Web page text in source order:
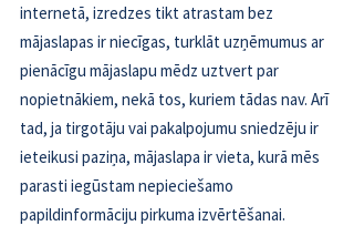
internetā, izredzes tikt atrastam bez
mājaslapas ir niecīgas, turklāt uzņēmumus ar
pienācīgu mājaslapu mēdz uztvert par
nopietnākiem, nekā tos, kuriem tādas nav. Arī
tad, ja tirgotāju vai pakalpojumu sniedzēju ir
ieteikusi paziņa, mājaslapa ir vieta, kurā mēs
parasti iegūstam nepieciešamo
papildinformāciju pirkuma izvērtēšanai.